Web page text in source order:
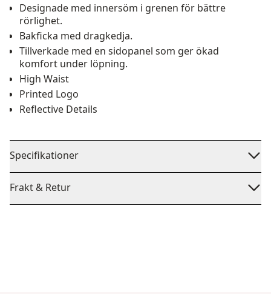
Designade med innersöm i grenen för bättre
rörlighet.
Bakficka med dragkedja.
Tillverkade med en sidopanel som ger ökad
komfort under löpning.
High Waist
Printed Logo
Reflective Details
Specifikationer
Frakt & Retur